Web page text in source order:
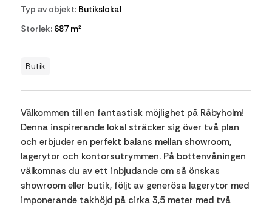
Typ av objekt:Butikslokal
Storlek:687 m²
Butik
Välkommen till en fantastisk möjlighet på Råbyholm!
Denna inspirerande lokal sträcker sig över två plan
och erbjuder en perfekt balans mellan showroom,
lagerytor och kontorsutrymmen. På bottenvåningen
välkomnas du av ett inbjudande om så önskas
showroom eller butik, följt av generösa lagerytor med
imponerande takhöjd på cirka 3,5 meter med två